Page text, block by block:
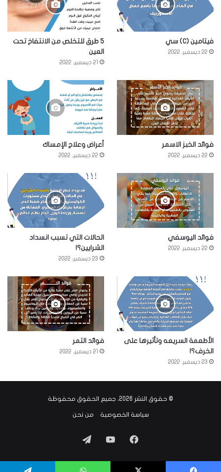
فيتامين (C) سي
22 ديسمبر، 2022
5 طرق للتخلص من الانتفاخ تحت
العين
21 ديسمبر، 2022
فوائد الخبز الاسمر
22 ديسمبر، 2022
أعراض وعلاج الإمساك
22 ديسمبر، 2022
فوائد اليوسفي
22 ديسمبر، 2022
الحالات التي تسبب انسداد
الشرايين؟!
23 ديسمبر، 2022
الأطعمة السريعه وتأثيرها على
الخرف؟!
23 ديسمبر، 2022
فوائد التمر
21 ديسمبر، 2022
© حقوق النشر 2026، جميع الحقوق محفوظة
سياسة الخصوصية من نحن
فيسبوك‫YouTube